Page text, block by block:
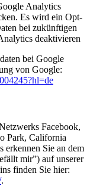
Analytics
Es wird ein Opt-
bei zukünftigen
deaktivieren
bei Google
von Google:
Facebook,
Park, California
Sie an dem
mir”) auf unserer
finden Sie hier:
.